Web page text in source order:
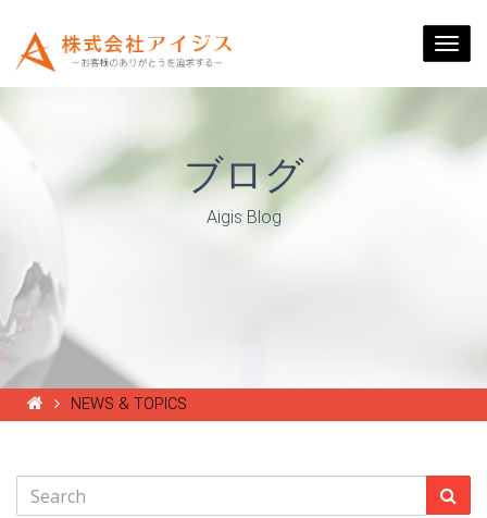
ブログ
Aigis Blog
NEWS & TOPICS